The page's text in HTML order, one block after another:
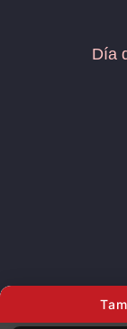
Día